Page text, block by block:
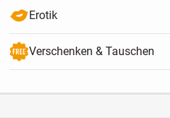
Erotik
Verschenken & Tauschen